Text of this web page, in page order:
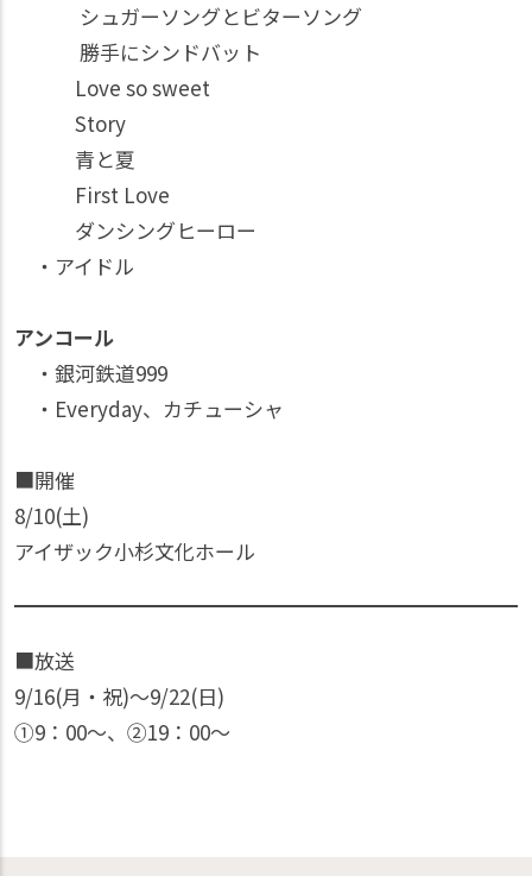
シュガーソングとビターソング
勝手にシンドバット
Love so sweet
Story
青と夏
First Love
ダンシングヒーロー
・アイドル
アンコール
・銀河鉄道999
・Everyday、カチューシャ
■開催
8/10(土)
アイザック小杉文化ホール
■放送
9/16(月・祝)〜9/22(日)
①9：00〜、②19：00〜